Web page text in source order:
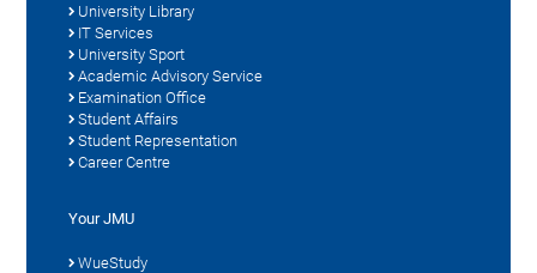
University Library
IT Services
University Sport
Academic Advisory Service
Examination Office
Student Affairs
Student Representation
Career Centre
Your JMU
WueStudy